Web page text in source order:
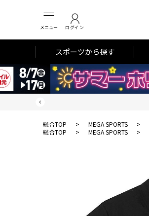
メニュー ログイン
スポーツから探す
総合TOP > MEGA SPORTS >
総合TOP
> MEGA SPORTS >